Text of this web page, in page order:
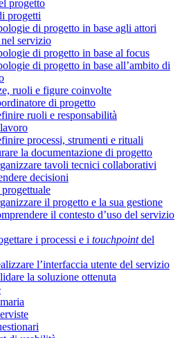
progetto
progetti
di progetto in base agli attori
servizio
di progetto in base al focus
di progetto in base all’ambito di
ruoli e figure coinvolte
di progetto
ruoli e responsabilità
processi, strumenti e rituali
la documentazione di progetto
tavoli tecnici collaborativi
decisioni
il progetto e la sua gestione
il contesto d’uso del servizio
i processi e i touchpointdel
l’interfaccia utente del servizio
la soluzione ottenuta